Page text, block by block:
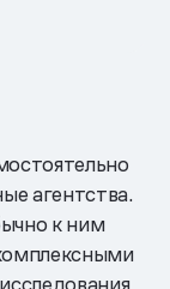
агентства.
к ним